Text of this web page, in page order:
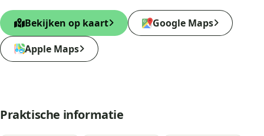
Bekijken op kaart
Google Maps
Apple Maps
Praktische informatie